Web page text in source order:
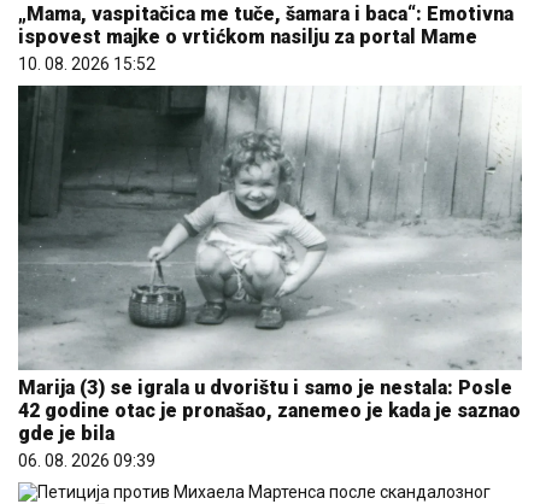
„Mama, vaspitačica me tuče, šamara i baca“: Emotivna
ispovest majke o vrtićkom nasilju za portal Mame
10. 08. 2026 15:52
Marija (3) se igrala u dvorištu i samo je nestala: Posle
42 godine otac je pronašao, zanemeo je kada je saznao
gde je bila
06. 08. 2026 09:39